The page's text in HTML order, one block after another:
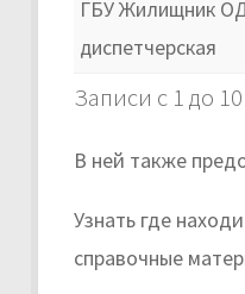
ГБУ Жилищник
диспетчерская
Записи с 1 до
В ней также
Узнать где
справочные